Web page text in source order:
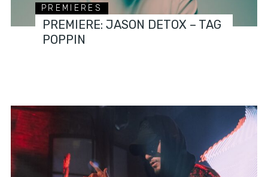
PREMIERES
PREMIERE: JASON DETOX – TAG
POPPIN